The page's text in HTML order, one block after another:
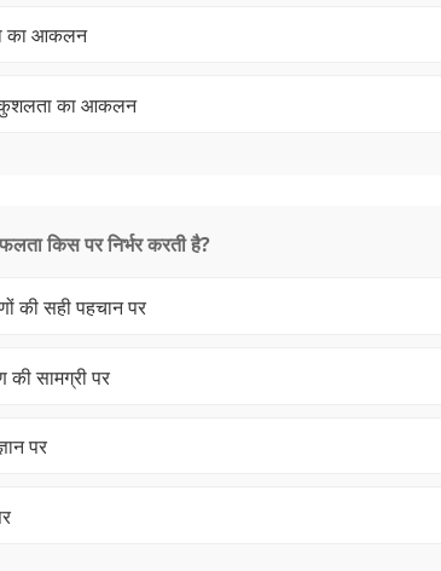
का आकलन
का आकलन
किस पर निर्भर करती है?
की सही पहचान पर
की सामग्री पर
पर